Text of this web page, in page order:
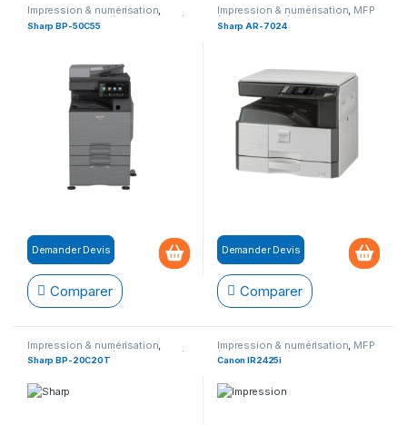
Impression & numérisation,
Impression,MFP (Multifonction)
Sharp BP-50C55
Demander Devis
Comparer
Impression & numérisation, MFP
(Multifonction)
Sharp AR-7024
Demander Devis
Comparer
Impression & numérisation
Impression,MFP (Multifonction)
Sharp BP-20C20T
Impression & numérisation MFP
(Multifonction)
Canon IR2425i